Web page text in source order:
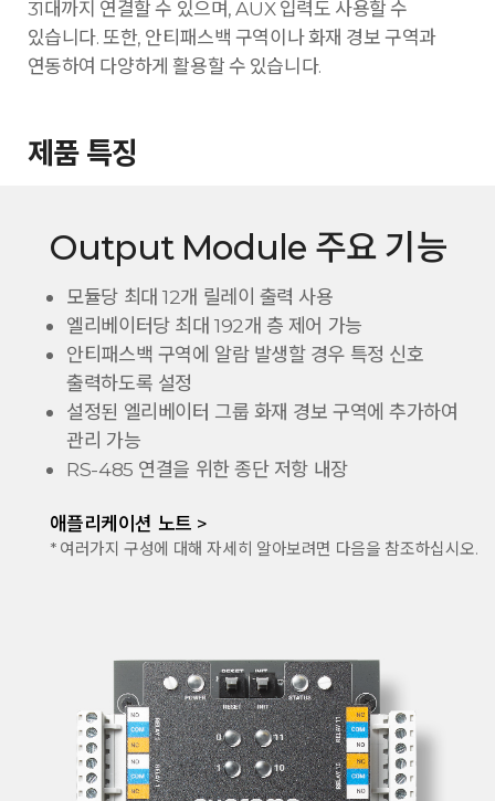
31대까지 연결할 수 있으며, AUX 입력도 사용할 수
있습니다. 또한, 안티패스백 구역이나 화재 경보 구역과
연동하여 다양하게 활용할 수 있습니다.
제품 특징
Output Module 주요 기능
모듈당 최대 12개 릴레이 출력 사용
엘리베이터당 최대 192개 층 제어 가능
안티패스백 구역에 알람 발생할 경우 특정 신호
출력하도록 설정
설정된 엘리베이터 그룹 화재 경보 구역에 추가하여
관리 가능
RS-485 연결을 위한 종단 저항 내장
애플리케이션 노트 >
* 여러가지 구성에 대해 자세히 알아보려면 다음을 참조하십시오.